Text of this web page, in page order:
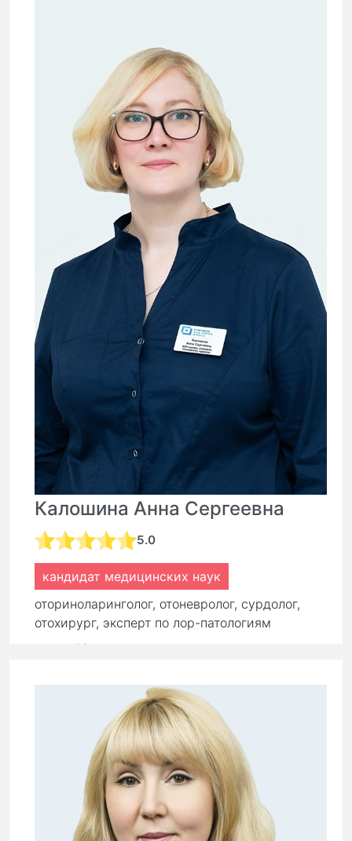
Калошина Анна Сергеевна
5.0
кандидат медицинских наук
оториноларинголог, отоневролог, сурдолог,
отохирург, эксперт по лор-патологиям
18 лет
Первичный прием: 9 000 ₽
Повторный прием: 6 300 ₽